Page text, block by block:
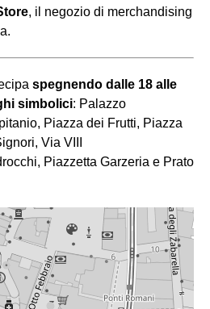
, il negozio di merchandising
spegnendo dalle 18 alle
simbolici: Palazzo
Piazza dei Frutti, Piazza
Via VIII
Piazzetta Garzeria e Prato